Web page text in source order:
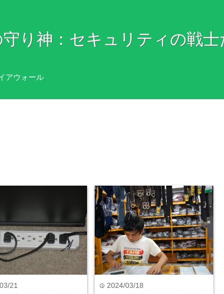
り神：セキュリティの戦士
アウォール
21 time 2024/03/18